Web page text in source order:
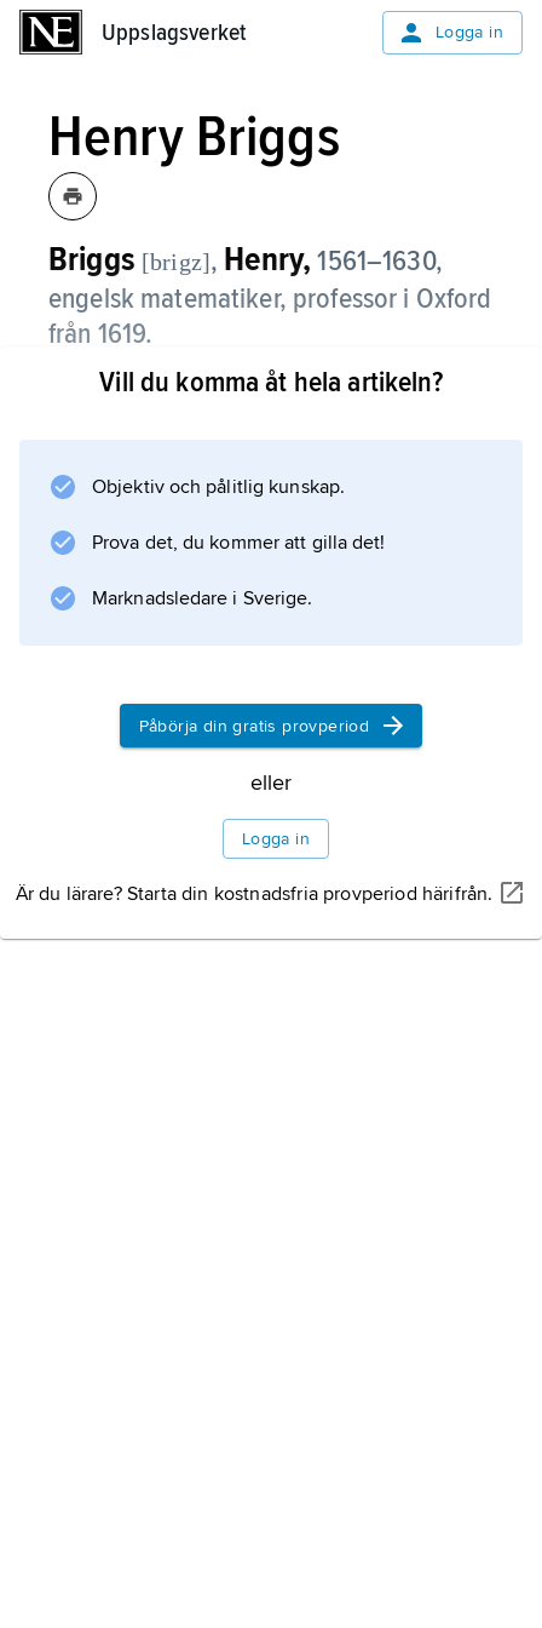
Uppslagsverket Logga in
Henry Briggs
Briggs [brigz], Henry, 1561–1630,
engelsk matematiker, professor i Oxford
från 1619.
Briggs betydelse ligger i att han, delvis i
logaritmer genom införandet av basen tio,
över dessa.
Vill du komma åt hela artikeln?
Objektiv och pålitlig kunskap.
Prova det, du kommer att gilla det!
Marknadsledare i Sverige.
Påbörja din gratis provperiod
eller
Logga in
Är du lärare? Starta din kostnadsfria provperiod härifrån.